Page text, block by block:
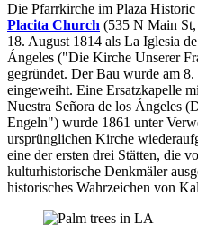
Die Pfarrkirche im Plaza
Placita Church (535 N Main
18. August 1814 als La Iglesia
Ángeles ("Die Kirche Unserer
gegründet. Der Bau wurde am
eingeweiht. Eine Ersatzkapelle
Nuestra Señora de los Ángeles
Engeln") wurde 1861 unter
ursprünglichen Kirche
eine der ersten drei Stätten, die
kulturhistorische Denkmäler
historisches Wahrzeichen von